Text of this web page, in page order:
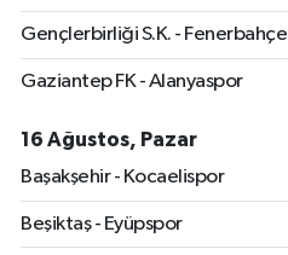
Gençlerbirliği S.K. - Fenerbahçe
Gaziantep FK - Alanyaspor
16 Ağustos, Pazar
Başakşehir - Kocaelispor
Beşiktaş - Eyüpspor